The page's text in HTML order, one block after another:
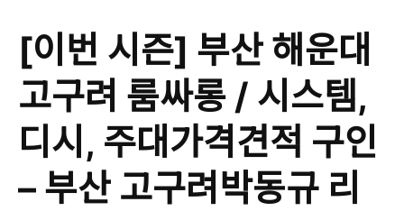
[이번 시즌] 부산 해운대
고구려 룸싸롱 / 시스템,
디시, 주대가격견적 구인
– 부산 고구려박동규 리